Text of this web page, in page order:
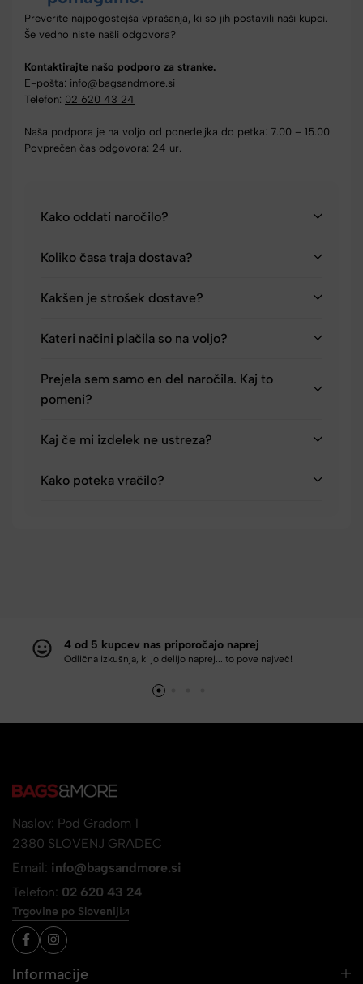
Preverite najpogostejša vprašanja, ki so jih postavili naši kupci.
Še vedno niste našli odgovora?
Kontaktirajte našo podporo za stranke.
E-pošta: info@bagsandmore.si
Telefon: 02 620 43 24
Naša podpora je na voljo od ponedeljka do petka: 7.00 – 15.00.
Povprečen čas odgovora: 24 ur.
Kako oddati naročilo?
Koliko časa traja dostava?
Kakšen je strošek dostave?
Kateri načini plačila so na voljo?
Prejela sem samo en del naročila. Kaj to
pomeni?
Kaj če mi izdelek ne ustreza?
Kako poteka vračilo?
4 od 5 kupcev nas priporočajo naprej
Odlična izkušnja, ki jo delijo naprej... to pove največ!
Naslov: Pod Gradom 1
2380 SLOVENJ GRADEC
Email: info@bagsandmore.si
Telefon: 02 620 43 24
Trgovine po Sloveniji
Informacije